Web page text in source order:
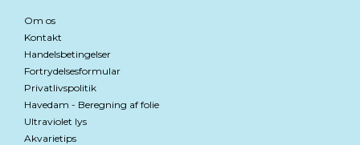
Om os
Kontakt
Handelsbetingelser
Fortrydelsesformular
Privatlivspolitik
Havedam - Beregning af folie
Ultraviolet lys
Akvarietips